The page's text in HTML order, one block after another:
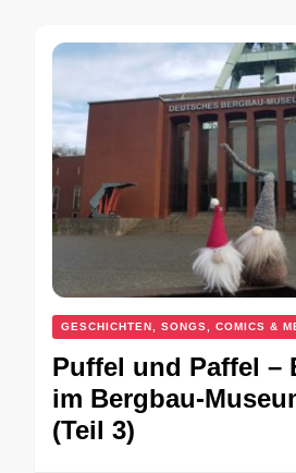
GESCHICHTEN, SONGS, COMICS &
Puffel und Paffel –
im Bergbau-
(Teil 3)